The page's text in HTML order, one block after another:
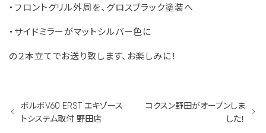
・フロントグリル外周を、グロスブラック塗装へ
・サイドミラーがマットシルバー色に
の２本立てでお送り致します、お楽しみに！
ボルボV60 ERST エキゾース
トシステム取付 野田店
コクスン野田がオープンしま
した！